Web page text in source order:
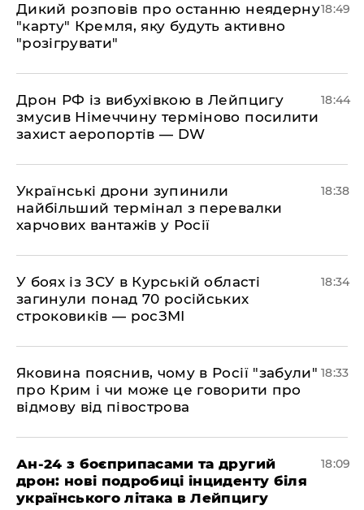
​Дикий розповів про останню неядерну
"карту" Кремля, яку будуть активно
"розігрувати"
18:49
​Дрон РФ із вибухівкою в Лейпцигу
змусив Німеччину терміново посилити
захист аеропортів — DW
18:44
​Українські дрони зупинили
найбільший термінал з перевалки
харчових вантажів у Росії
18:38
​У боях із ЗСУ в Курській області
загинули понад 70 російських
строковиків — росЗМІ
18:34
​Яковина пояснив, чому в Росії "забули"
про Крим і чи може це говорити про
відмову від півострова
18:33
​Ан-24 з боєприпасами та другий
дрон: нові подробиці інциденту біля
українського літака в Лейпцигу
18:09